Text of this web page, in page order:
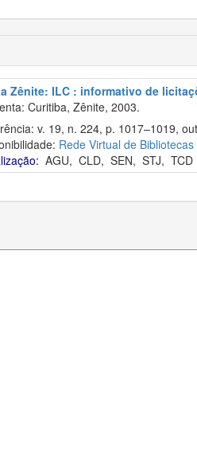
Zênite: ILC : informativo de
Curitiba, Zênite, 2003.
v. 19, n. 224, p. 1017–1019,
Rede Virtual de Bibliotecas
AGU, CLD, SEN, STJ, TCD